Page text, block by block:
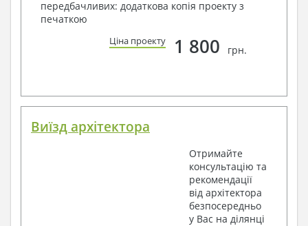
передбачливих: додаткова копія проекту з
печаткою
Ціна проекту 1 800 грн.
Виїзд архітектора
Отримайте
консультацію та
рекомендації
від архітектора
безпосередньо
у Вас на ділянці